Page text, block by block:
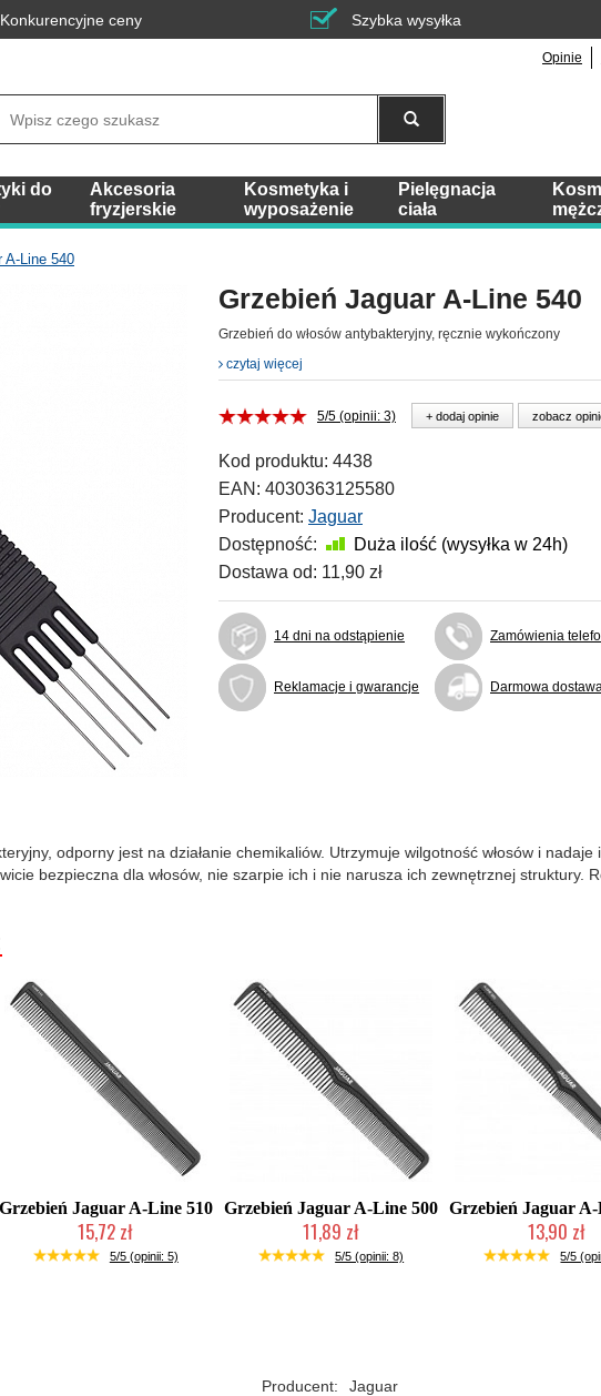
Konkurencyjne ceny Szybka wysyłka
Opinie
do
Akcesoria
fryzjerskie
Kosmetyka i
wyposażenie
Pielęgnacja
ciała
A-Line 540
Grzebień Jaguar A-Line 540
Grzebień do włosów antybakteryjny, ręcznie wykończony
czytaj więcej
5/5 (opinii: 3) + dodaj opinie zobacz
Kod produktu: 4438
EAN: 4030363125580
Producent: Jaguar
Dostępność:
Duża ilość (wysyłka w 24h)
Dostawa od: 11,90 zł
14 dni na odstąpienie Zamówienia
Reklamacje i gwarancje Darmowa
odporny jest na działanie chemikaliów. Utrzymuje wilgotność włosów i nadaje
bezpieczna dla włosów, nie szarpie ich i nie narusza ich zewnętrznej struktury.
Grzebień Jaguar A-Line 510
15,72 zł
Duża ilość (wysyłka w 24h)
5/5 (opinii: 5)
Grzebień Jaguar A-Line 500
11,89 zł
2-5 dni roboczych
5/5 (opinii: 8)
Grzebień Jaguar
13,90 zł
Duża ilość (wysyłka
5/5
Producent: Jaguar